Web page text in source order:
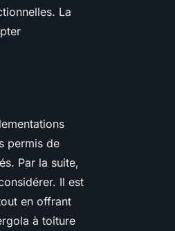
La
permis de
Par la suite,
Il est
en offrant
à toiture